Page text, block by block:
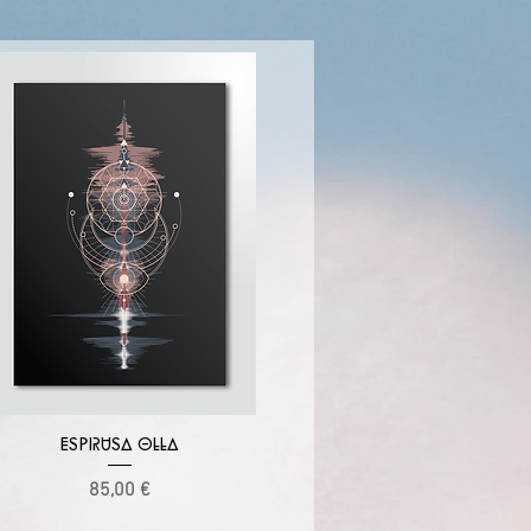
Vista rápida
ESPIRUSA OLLA
Precio
85,00 €